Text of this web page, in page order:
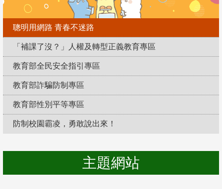
聰明用網路 青春不迷路
「補課了沒？」人權及轉型正義教育專區
教育部全民安全指引專區
教育部詐騙防制專區
教育部性別平等專區
防制校園霸凌，勇敢說出來！
主題網站